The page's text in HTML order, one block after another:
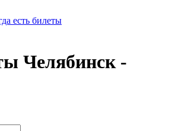
есть билеты
Челябинск -